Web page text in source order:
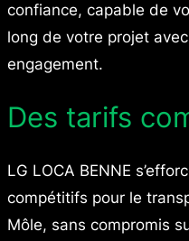
confiance, capable de
long de votre projet
engagement.
Des tarifs
LG LOCA BENNE
compétitifs pour le
Môle, sans compromis